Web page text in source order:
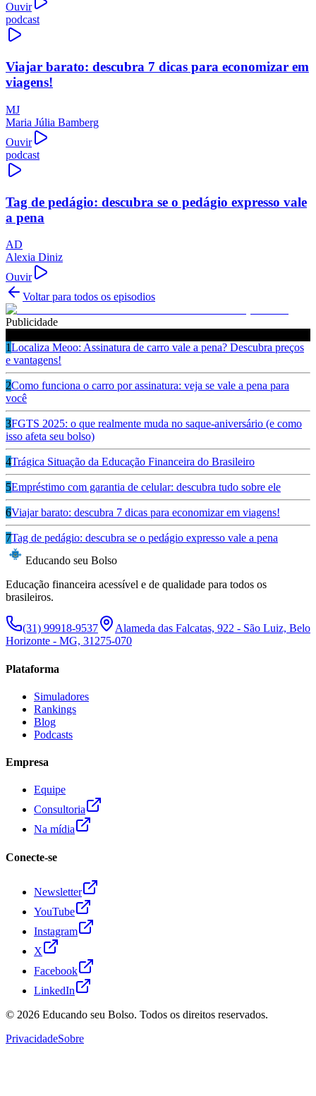
Ouvir
podcast
Viajar barato: descubra 7 dicas para economizar em
viagens!
MJ
Maria Júlia Bamberg
Ouvir
podcast
Tag de pedágio: descubra se o pedágio expresso vale
a pena
AD
Alexia Diniz
Ouvir
Voltar para todos os episodios
Publicidade
1Localiza Meoo: Assinatura de carro vale a pena? Descubra preços
e vantagens!
2Como funciona o carro por assinatura: veja se vale a pena para
você
3FGTS 2025: o que realmente muda no saque-aniversário (e como
isso afeta seu bolso)
4Trágica Situação da Educação Financeira do Brasileiro
5Empréstimo com garantia de celular: descubra tudo sobre ele
6Viajar barato: descubra 7 dicas para economizar em viagens!
7Tag de pedágio: descubra se o pedágio expresso vale a pena
Educando seu Bolso
Educação financeira acessível e de qualidade para todos os
brasileiros.
(31) 99918-9537
Alameda das Falcatas, 922 - São Luiz, Belo
Horizonte - MG, 31275-070
Plataforma
Simuladores
Rankings
Blog
Podcasts
Empresa
Equipe
Consultoria
Na mídia
Conecte-se
Newsletter
YouTube
Instagram
X
Facebook
LinkedIn
© 2026 Educando seu Bolso. Todos os direitos reservados.
PrivacidadeSobre